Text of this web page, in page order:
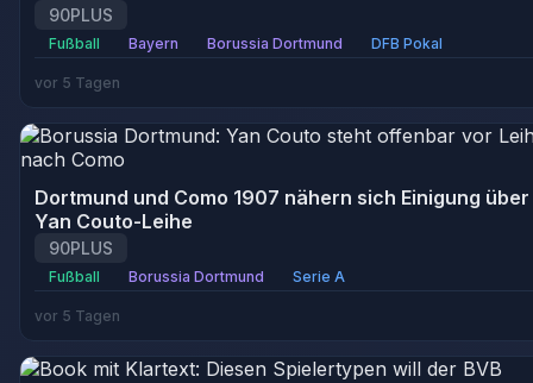
90PLUS
Fußball Bayern Borussia Dortmund DFB Pokal
vor 5 Tagen
Dortmund und Como 1907 nähern sich Einigung über
Yan Couto-Leihe
90PLUS
Fußball Borussia Dortmund Serie A
vor 5 Tagen